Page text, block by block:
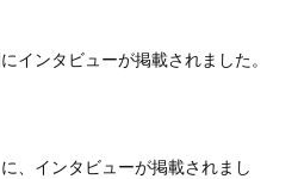
インタビューが掲載されました。
に、インタビューが掲載されまし